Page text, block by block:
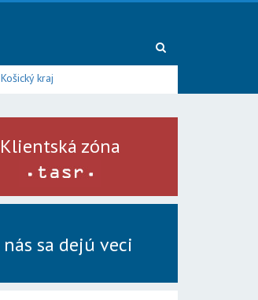
Košický kraj
Klientská zóna
nás sa dejú veci